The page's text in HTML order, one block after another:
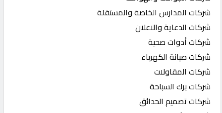
شركات المدارس الخاصة والمستقلة
شركات الدعاية والاعلان
شركات أدوات صحية
شركات صيانة الكهرباء
شركات المقاولات
شركات برك السباحة
شركات تصميم الحدائق